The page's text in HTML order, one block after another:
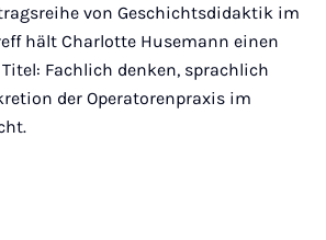
von Geschichtsdidaktik im
hält Charlotte Husemann einen
Fachlich denken, sprachlich
der Operatorenpraxis im